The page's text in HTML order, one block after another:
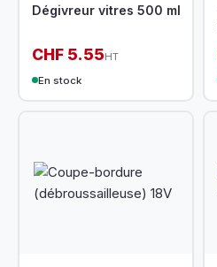
Dégivreur vitres 500 ml
CHF 5.55HT
En stock